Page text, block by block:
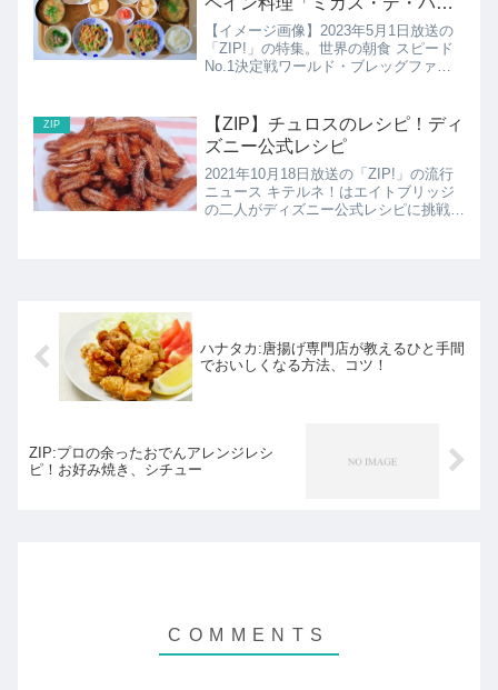
トール」、韓国「ケランチム」
ほか
【イメージ画像】2023年5月1日放送の
「ZIP!」の特集。世界の朝食 スピード
No.1決定戦ワールド・ブレッグファー
ーマを決めて各国の料理で速さを競って
きましたが、...
ZIP
【ZIP】チュロスのレシピ！ディ
ズニー公式レシピ
2021年10月18日放送の「ZIP!」の流行
ニュース キテルネ！はエイトブリッジ
の二人がディズニー公式レシピに挑戦。
ハナタカ:唐揚げ専門店が教えるひと手間
でおいしくなる方法、コツ！
ZIP:プロの余ったおでんアレンジレシ
ピ！お好み焼き、シチュー